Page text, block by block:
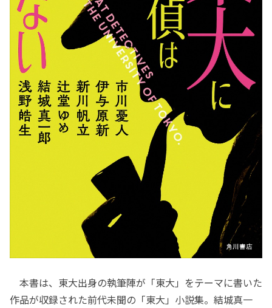
本書は、東大出身の執筆陣が「東大」をテーマに書いた
作品が収録された前代未聞の「東大」小説集。結城真一